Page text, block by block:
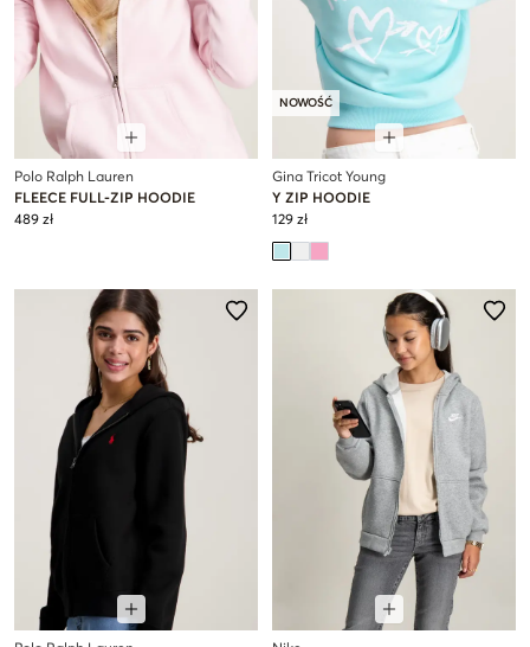
Polo Ralph Lauren
FLEECE FULL-ZIP HOODIE
489 zł
NOWOŚĆ
Gina Tricot Young
Y ZIP HOODIE
129 zł